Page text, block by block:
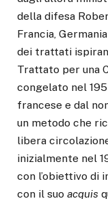
della difesa
Francia,
dei trattati
Trattato per una
congelato nel
francese e dal
un metodo che
libera
inizialmente nel
con l’obiettivo di
con il suo acquis